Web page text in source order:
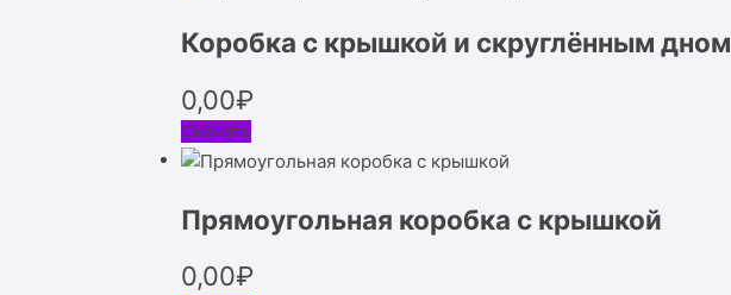
Коробка с крышкой и скруглённым дном
0,00₽
Скачать
Прямоугольная коробка с крышкой
0,00₽